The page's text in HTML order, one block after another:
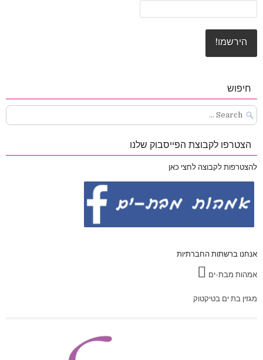
חיפוש
Search
for:
הצטרפו לקבוצת הפייסבוק שלנו
להצטרפות לקבוצה לחצי כאן
אנחנו ברשתות החברתיות
אמהות מבת-ים
מגזין בת ים בטיקטוק